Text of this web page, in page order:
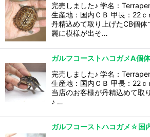
完売しました♪ 学名：
生産地：国内ＣＢ 甲長：22
丹精込めて取り上げたCB個
麗に模様が出そ…
ガルフコーストハコガメA個
完売しました♪ 学名：
生産地：国内ＣＢ 甲長：22
当店のお客様が丹精込めて取
♪ …
ガルフコーストハコガメ☆国